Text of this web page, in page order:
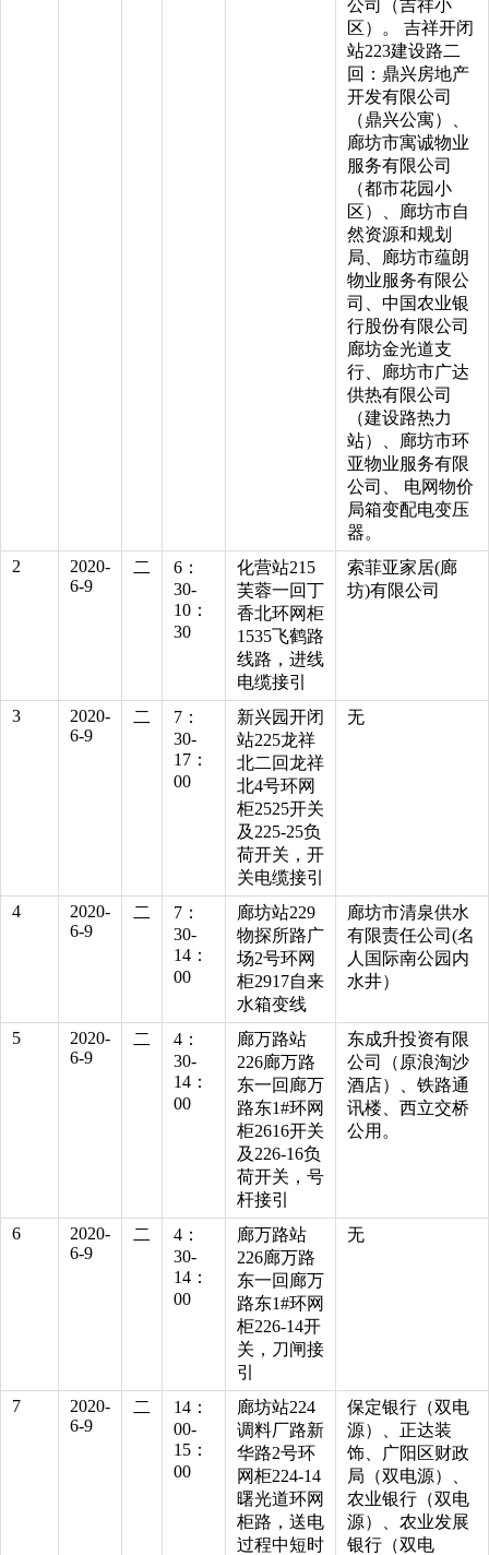
公司（吉祥小
区）。 吉祥开闭
站223建设路二
回：鼎兴房地产
开发有限公司
（鼎兴公寓）、
廊坊市寓诚物业
服务有限公司
（都市花园小
区）、廊坊市自
然资源和规划
局、廊坊市蕴朗
物业服务有限公
司、中国农业银
行股份有限公司
廊坊金光道支
行、廊坊市广达
供热有限公司
（建设路热力
站）、廊坊市环
亚物业服务有限
公司、 电网物价
局箱变配电变压
器。
2
2020-
6-9
二
6：
30-
10：
30
化营站215
芙蓉一回丁
香北环网柜
1535飞鹤路
线路，进线
电缆接引
索菲亚家居(廊
坊)有限公司
3
2020-
6-9
二
7：
30-
17：
00
新兴园开闭
站225龙祥
北二回龙祥
北4号环网
柜2525开关
及225-25负
荷开关，开
关电缆接引
无
4
2020-
6-9
二
7：
30-
14：
00
廊坊站229
物探所路广
场2号环网
柜2917自来
水箱变线
廊坊市清泉供水
有限责任公司(名
人国际南公园内
水井）
5
2020-
6-9
二
4：
30-
14：
00
廊万路站
226廊万路
东一回廊万
路东1#环网
柜2616开关
及226-16负
荷开关，号
杆接引
东成升投资有限
公司（原浪淘沙
酒店）、铁路通
讯楼、西立交桥
公用。
6
2020-
6-9
二
4：
30-
14：
00
廊万路站
226廊万路
东一回廊万
路东1#环网
柜226-14开
关，刀闸接
引
无
7
2020-
6-9
二
14：
00-
15：
00
廊坊站224
调料厂路新
华路2号环
网柜224-14
曙光道环网
柜路，送电
过程中短时
保定银行（双电
源）、正达装
饰、广阳区财政
局（双电源）、
农业银行（双电
源）、农业发展
银行（双电